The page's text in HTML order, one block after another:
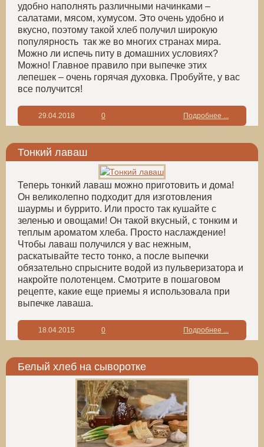
удобно наполнять различными начинками –
салатами, мясом, хумусом. Это очень удобно и
вкусно, поэтому такой хлеб получил широкую
популярность так же во многих странах мира.
Можно ли испечь питу в домашних условиях?
Можно! Главное правило при выпечке этих
лепешек – очень горячая духовка. Пробуйте, у вас
все получится!
29.04.2018 0 Подробнее ...
Тонкий лаваш
Теперь тонкий лаваш можно приготовить и дома!
Он великолепно подходит для изготовления
шаурмы и буррито. Или просто так кушайте с
зеленью и овощами! Он такой вкусный, с тонким и
теплым ароматом хлеба. Просто наслаждение!
Чтобы лаваш получился у вас нежным,
раскатывайте тесто тонко, а после выпечки
обязательно спрысните водой из пульверизатора и
накройте полотенцем. Смотрите в пошаговом
рецепте, какие еще приемы я использовала при
выпечке лаваша.
18.04.2015 0 Подробнее ...
Белый хлеб на сыворотке